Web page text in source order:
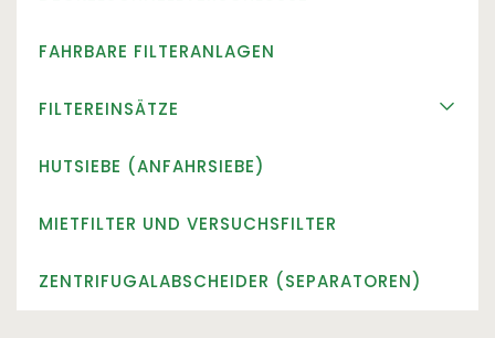
Mehrfach-Beutelfilter DELTA-BF und DELTA-BFS10
FAHRBARE FILTERANLAGEN
FILTEREINSÄTZE
Siebkörbe
HUTSIEBE (ANFAHRSIEBE)
MIETFILTER UND VERSUCHSFILTER
ZENTRIFUGALABSCHEIDER (SEPARATOREN)